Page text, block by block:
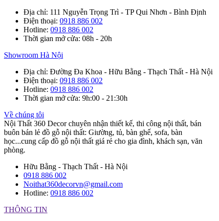
Địa chỉ: 111 Nguyễn Trọng Trì - TP Qui Nhơn - Bình Định
Điện thoại: 0918 886 002
Hotline: 0918 886 002
Thời gian mở cửa: 08h - 20h
Showroom Hà Nội
Địa chỉ: Đường Đa Khoa - Hữu Bằng - Thạch Thất - Hà Nội
Điện thoại: 0918 886 002
Hotline: 0918 886 002
Thời gian mở cửa: 9h:00 - 21:30h
Về chúng tôi
Nội Thất 360 Decor chuyên nhận thiết kế, thi công nội thất, bán
buôn bán lẻ đồ gỗ nội thất: Giường, tủ, bàn ghế, sofa, bàn
học...cung cấp đồ gỗ nội thất giá rẻ cho gia đình, khách sạn, văn
phòng.
Hữu Bằng - Thạch Thất - Hà Nội
0918 886 002
Noithat360decorvn@gmail.com
Hotline: 0918 886 002
THÔNG TIN